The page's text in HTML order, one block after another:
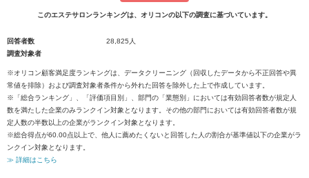
このエステサロンランキングは、オリコンの以下の調査に基づいています。
回答者数
28,825人
調査対象者
※オリコン顧客満足度ランキングは、データクリーニング（回収したデータから不正回答や異
常値を排除）および調査対象者条件から外れた回答を除外した上で作成しています。
※「総合ランキング」、「評価項目別」、部門の「業態別」においては有効回答者数が規定人
数を満たした企業のみランクイン対象となります。その他の部門においては有効回答者数が規
定人数の半数以上の企業がランクイン対象となります。
※総合得点が60.00点以上で、他人に薦めたくないと回答した人の割合が基準値以下の企業がラ
ンクイン対象となります。
≫ 詳細はこちら